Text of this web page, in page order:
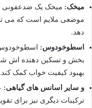
میخک: میخک یک ضدعفونی
موضعی ملایم است که می
دهد.
اسطوخودوس:
بخش و تسکین دهنده اش
بهبود کیفیت خواب کمک کند.
و سایر اسانس های گیاهی:
ترکیبات دیگری نیز برای